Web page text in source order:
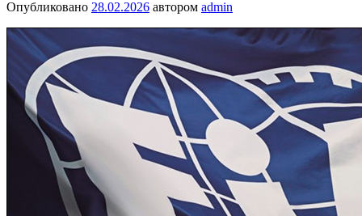
Опубликовано 28.02.2026 автором admin